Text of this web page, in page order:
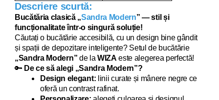
Descriere scurtă:
Bucătăria clasică „Sandra Modern” — stil și
funcționalitate într-o singură soluție!
Căutați o bucătărie accesibilă, cu un design bine gândit
și spații de depozitare inteligente? Setul de bucătărie
„SandraModern” de la WIZA este alegerea perfectă!
🔑 De ce să alegi „SandraModern”?
Design elegant: linii curate și mânere negre ce
oferă un contrast rafinat.